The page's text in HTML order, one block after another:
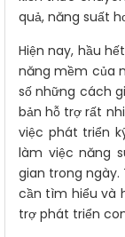
quả, năng suất
Hiện nay, hầu
năng mềm của
số những cách
bản hỗ trợ rất
việc phát triển
làm việc năng
gian trong
cần tìm hiểu và
trợ phát triển